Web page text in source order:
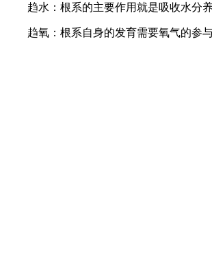
趋水：根系的主要作用就是吸收水分养
趋氧：根系自身的发育需要氧气的参与